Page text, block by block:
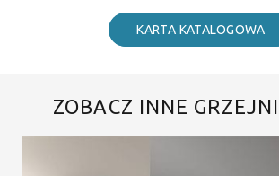
KARTA KATALOGOWA
ZOBACZ INNE